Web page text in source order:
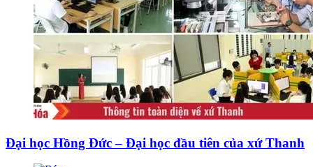
Đại học Hồng Đức – Đại học đầu tiên của xứ Thanh